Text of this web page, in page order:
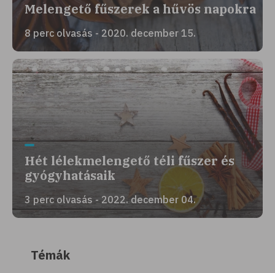
Melengető fűszerek a hűvös napokra
8 perc olvasás - 2020. december 15.
Hét lélekmelengető téli fűszer és
gyógyhatásaik
3 perc olvasás - 2022. december 04.
Témák